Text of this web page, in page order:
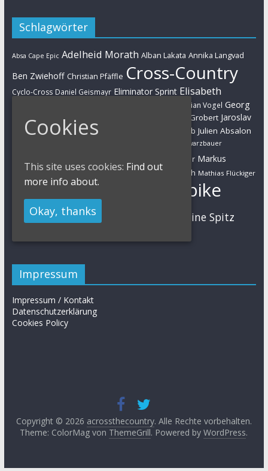
Schlagwörter
Absa Cape Epic Adelheid Morath Alban Lakata Annika Langvad
Ben Zwiehoff Christian Pfäffle Cross-Country
Cyclo-Cross Daniel Geismayr Eliminator Sprint Elisabeth
Florian Vogel Georg
Egger
Gunn-Rita Dahle-Flesjaa Helen Grobert Jaroslav
Kulhavy Jochen Käß Jolanda Neff Julian Schelb Julien Absalon
Luca Schwarzbauer
Markus Bauer Markus
Kaufmann Markus Schulte-Lünzum Martin Gluth Mathias Flückiger
Mountainbike
MTB Nadine Rieder Sabine Spitz
Impressum
Impressum / Kontakt
Datenschutzerklärung
Cookies Policy
Copyright © 2026 acrossthecountry. Alle Rechte vorbehalten.
Theme: ColorMag von ThemeGrill. Powered byWordPress.
Cookies
This site uses cookies: Find out
more info about.
Okay, thanks